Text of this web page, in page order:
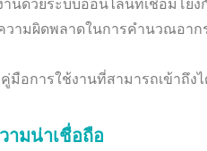
นด้วยระบบออนไลน์ที่เชื่อมโย
ามผิดพลาดในการคำนวณอา
มือการใช้งานที่สามารถเข้าถึงไ
มน่าเชื่อถือ